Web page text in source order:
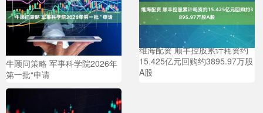
牛顾问策略 军事科学院2026年
第一批“申请
维海配资 顺丰控股累计耗资约
15.425亿元回购约3895.97万股
A股